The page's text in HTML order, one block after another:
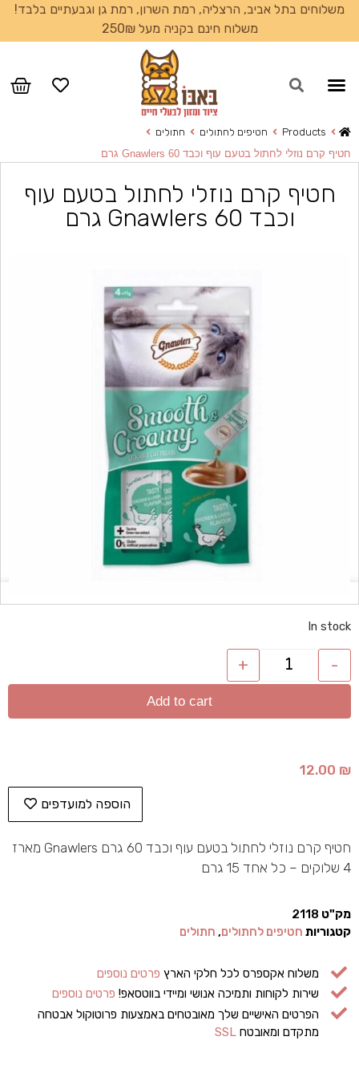
משלוחים בתל אביב, הרצליה, רמת השרון, רמת גן וגבעתיים בלבד!
משלוח חינם בקניה מעל 250₪
Products חטיפים לחתולים
חתולים
חטיף קרם נוזלי לחתול בטעם עוף וכבד Gnawlers 60 גרם
חטיף קרם נוזלי לחתול בטעם עוף
וכבד Gnawlers 60 גרם
In stock
-
+
Add to cart
12.00 ₪
הוספה למועדפים
חטיף קרם נוזלי לחתול בטעם עוף וכבד 60 גרם Gnawlers מארז
4 שלוקים – כל אחד 15 גרם
מק"ט 2118
קטגוריות חטיפים לחתולים, חתולים
משלוח אקספרס לכל חלקי הארץ פרטים נוספים
שירות לקוחות ותמיכה אנושי ומיידי בווטסאפ! פרטים נוספים
הפרטים האישיים שלך מאובטחים באמצעות פרוטוקול אבטחה
מתקדם ומאובטחSSL